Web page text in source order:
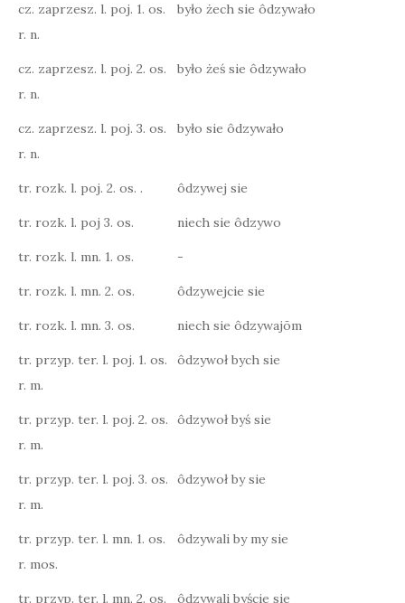
cz. zaprzesz. l. poj. 1. os.
r. n.
było żech sie ôdzywało
cz. zaprzesz. l. poj. 2. os.
r. n.
było żeś sie ôdzywało
cz. zaprzesz. l. poj. 3. os.
r. n.
było sie ôdzywało
tr. rozk. l. poj. 2. os. . ôdzywej sie
tr. rozk. l. poj 3. os. niech sie ôdzywo
tr. rozk. l. mn. 1. os. -
tr. rozk. l. mn. 2. os. ôdzywejcie sie
tr. rozk. l. mn. 3. os. niech sie ôdzywajōm
tr. przyp. ter. l. poj. 1. os.
r. m.
ôdzywoł bych sie
tr. przyp. ter. l. poj. 2. os.
r. m.
ôdzywoł byś sie
tr. przyp. ter. l. poj. 3. os.
r. m.
ôdzywoł by sie
tr. przyp. ter. l. mn. 1. os.
r. mos.
ôdzywali by my sie
tr. przyp. ter. l. mn. 2. os. ôdzywali byście sie